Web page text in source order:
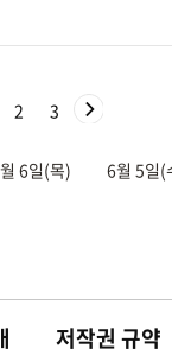
2 3
6일(목) 6월 5일(
저작권 규약